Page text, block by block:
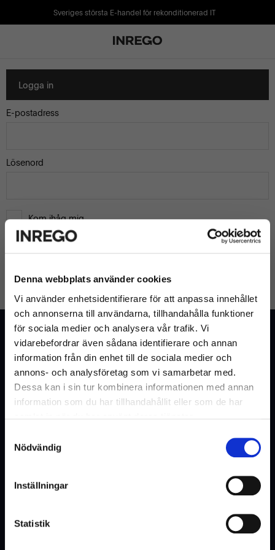
Denna webbplats använder cookies
Vi använder enhetsidentifierare för att anpassa innehållet
och annonserna till användarna, tillhandahålla funktioner
för sociala medier och analysera vår trafik. Vi
vidarebefordrar även sådana identifierare och annan
information från din enhet till de sociala medier och
annons- och analysföretag som vi samarbetar med.
Dessa kan i sin tur kombinera informationen med annan
information som du har tillhandahållit eller som de har
Nödvändig
Inställningar
Statistik
Sveriges största E-handel för rekonditionerad IT
Logga in
E-postadress
Lösenord
Kom ihåg mig
GLÖMT LÖSENORD
Kundtjänst
Vanliga frågor & svar
Kontakta oss
Cookies och Integritetspolicy
Ångra köp